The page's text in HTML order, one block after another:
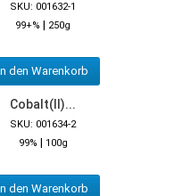
SKU: 001632-1
99+% | 250g
den Warenkorb
Cobalt(II)...
SKU: 001634-2
99% | 100g
den Warenkorb